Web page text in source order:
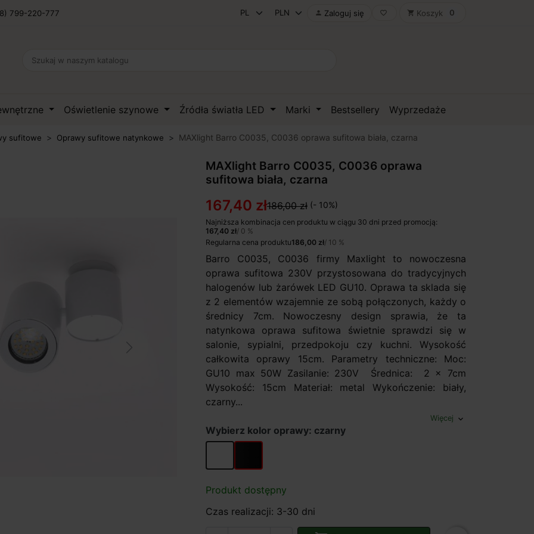
799-220-777  Zaloguj się favorite_border shopping_cart Koszyk 0
Oświetlenie szynowe Źródła światła LED Marki Bestsellery Wyprzedaże
sufitowe Oprawy sufitowe natynkowe MAXlight Barro C0035, C0036 oprawa sufitowa biała, czarna
MAXlight Barro C0035, C0036 oprawa
sufitowa biała, czarna
167,40 zł186,00 zł (- 10%)
Najniższa kombinacja cen produktu w ciągu 30 dni przed promocją:
167,40 zł/ 0 %
Regularna cena produktu186,00 zł/ 10 %
Barro C0035, C0036 firmy Maxlight to nowoczesna
oprawa sufitowa 230V przystosowana do tradycyjnych
halogenów lub żarówek LED GU10. Oprawa ta sklada się
z 2 elementów wzajemnie ze sobą połączonych, każdy o
średnicy 7cm. Nowoczesny design sprawia, że ta
natynkowa oprawa sufitowa świetnie sprawdzi się w
salonie, sypialni, przedpokoju czy kuchni. Wysokość
całkowita oprawy 15cm. Parametry techniczne: Moc:
GU10 max 50W Zasilanie: 230V Średnica: 2 x 7cm
Wysokość: 15cm Materiał: metal Wykończenie: biały,
czarny...
Więcej expand_more
Wybierz kolor oprawy: czarny
biały czarny
Produkt dostępny
Czas realizacji: 3-30 dni